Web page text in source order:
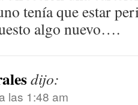
tenía que estar
algo nuevo….
dijo:
las 1:48 am